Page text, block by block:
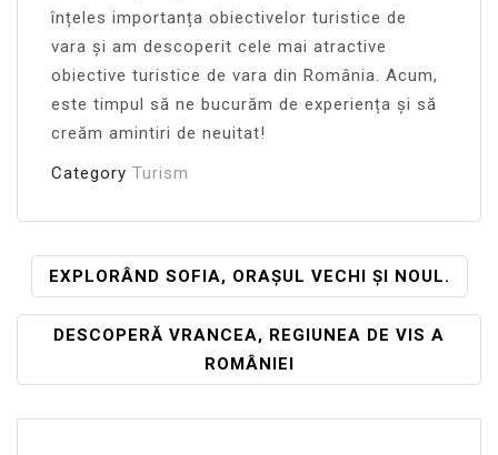
înțeles importanța obiectivelor turistice de
vara și am descoperit cele mai atractive
obiective turistice de vara din România. Acum,
este timpul să ne bucurăm de experiența și să
creăm amintiri de neuitat!
Category Turism
Navigare
În
EXPLORÂND SOFIA, ORAȘUL VECHI ȘI NOUL.
DESCOPERĂ VRANCEA, REGIUNEA DE VIS A
ROMÂNIEI